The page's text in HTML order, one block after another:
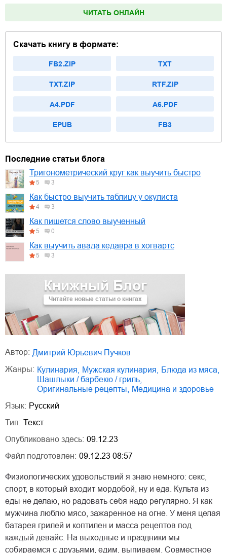
ЧИТАТЬ ОНЛАЙН
Скачать книгу в формате:
FB2.ZIP TXT
TXT.ZIP RTF.ZIP
A4.PDF A6.PDF
EPUB FB3
Книжный Блог
Читайте новые статьи о книгах
Последние статьи блога
Тригонометрический круг как выучить быстро
5 3
Как быстро выучить таблицу у окулиста
4 3
Как пишется слово выученный
5 0
Как выучить авада кедавра в хогвартс
5 3
Автор:
Дмитрий Юрьевич Пучков
Жанры:
кулинария мужская кулинария блюда из мяса
шашлыки / барбекю / гриль
оригинальные рецепты
медицина и здоровье
Язык: Русский
Тип: Текст
Опубликовано здесь: 09.12.23
Файл подготовлен: 09.12.23 08:57
Физиологических удовольствий я знаю немного: секс,
спорт, в который входит мордобой, ну и еда. Культа из
еды не делаю, но радовать себя надо регулярно. Я как
мужчина люблю мясо, зажаренное на огне. У меня целая
батарея грилей и коптилен и масса рецептов под
каждый девайс. На выходные и праздники мы
собираемся с друзьями, едим, выпиваем. Совместное